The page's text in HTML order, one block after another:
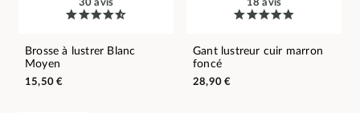
30 avis
Brosse à lustrer Blanc
Moyen
15,50 €
18 avis
Gant lustreur cuir marron
foncé
28,90 €